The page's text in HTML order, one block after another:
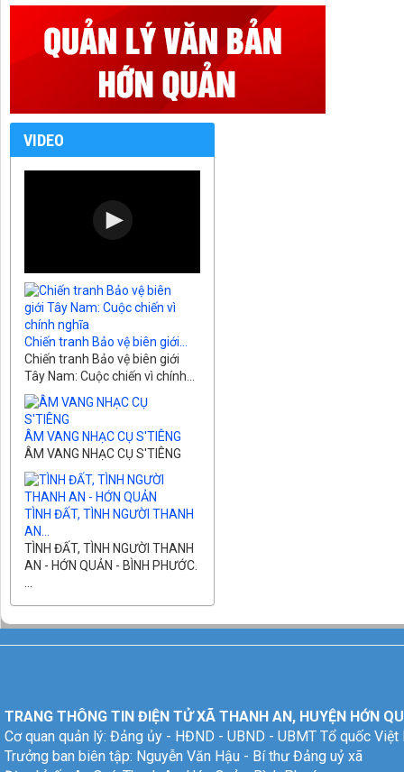
VIDEO
Chiến tranh Bảo vệ biên giới...
Chiến tranh Bảo vệ biên giới
Tây Nam: Cuộc chiến vì chính...
ÂM VANG NHẠC CỤ S'TIÊNG
ÂM VANG NHẠC CỤ S'TIÊNG
TÌNH ĐẤT, TÌNH NGƯỜI THANH
AN...
TÌNH ĐẤT, TÌNH NGƯỜI THANH
AN - HỚN QUẢN - BÌNH PHƯỚC.
TRANG THÔNG TIN ĐIỆN TỬ XÃ THANH AN, HUYỆN HỚN
Cơ quan quản lý: Đảng ủy - HĐND - UBND - UBMT Tổ quốc Việt
Trưởng ban biên tập: Nguyễn Văn Hậu - Bí thư Đảng uỷ xã